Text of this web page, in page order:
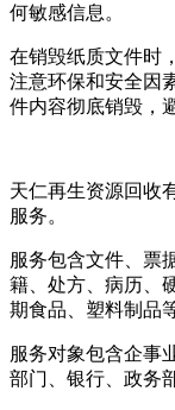
何敏感信息。
在销毁纸质文件时
注意环保和安全因
件内容彻底销毁，
天仁再生资源回收
服务。
服务包含文件、票
籍、处方、病历、
期食品、塑料制品
服务对象包含企事
部门、银行、政务